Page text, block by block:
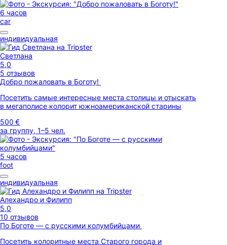
6 часов
car
индивидуальная
Светлана
5,0
5 отзывов
Добро пожаловать в Боготу!
Посетить самые интересные места столицы и отыскать
в мегаполисе колорит южноамериканской старины
500 €
за группу, 1–5 чел.
5 часов
foot
индивидуальная
Алехандро и Филипп
5,0
10 отзывов
По Боготе — с русскими колумбийцами
Посетить колоритные места Старого города и